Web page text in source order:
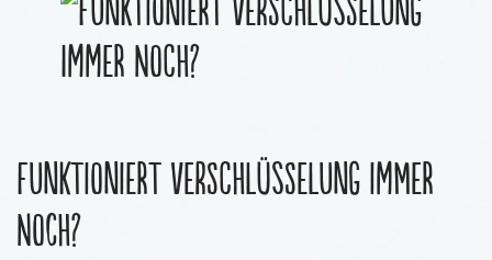
Funktioniert Verschlüsselung immer
noch?